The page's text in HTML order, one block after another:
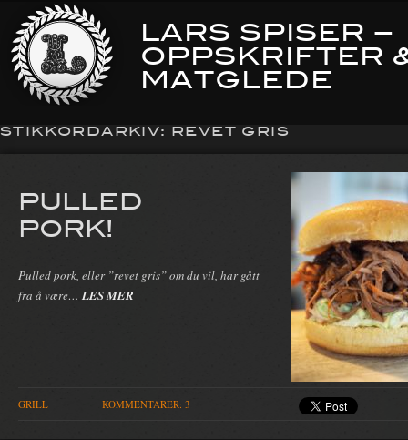
LARS SPISER –
OPPSKRIFTER
MATGLEDE
STIKKORDARKIV: REVET GRIS
PULLED
PORK!
Pulled pork, eller ”revet gris” om du vil, har gått
fra å være… LES MER
GRILL KOMMENTARER: 3